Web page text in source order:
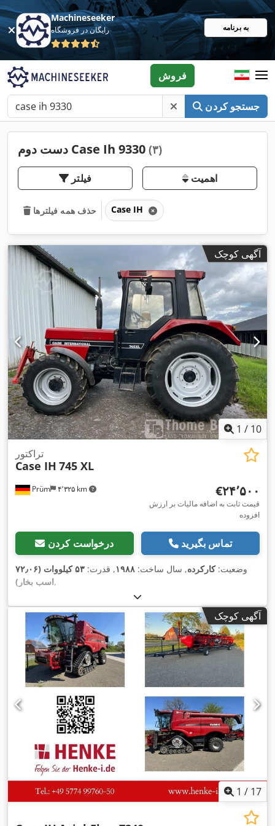
Machineseeker
رایگان در فروشگاه به برنامه
جستجو کردن
فروش
دست دوم Case Ih 9330 (۳)
فیلتر اهمیت
حذف همه فیلترها Case IH
آگهی کوچک
1 / 10
Prüm ۴٬۳۲۵ km
تراکتور
Case IH 745 XL
‎€۲۴٬۵۰۰
قیمت ثابت به اضافه مالیات بر ارزش
افزوده
درخواست کردن تماس بگیرید
وضعیت:کارکرده, سال ساخت: ۱۹۸۸, قدرت:
۵۳ کیلووات (۷۲٫۰۶
اسب بخار),
آگهی کوچک
1 / 17